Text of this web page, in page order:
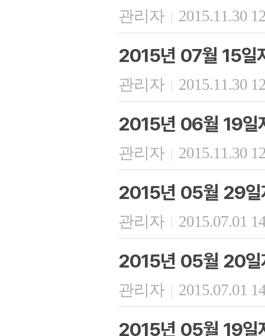
관리자 | 2015.11.30
2015년 07월 15일
관리자 | 2015.11.30
2015년 06월 19일
관리자 | 2015.11.30
2015년 05월 29일
관리자 | 2015.07.01
2015년 05월 20일
관리자 | 2015.07.01
2015년 05월 19일